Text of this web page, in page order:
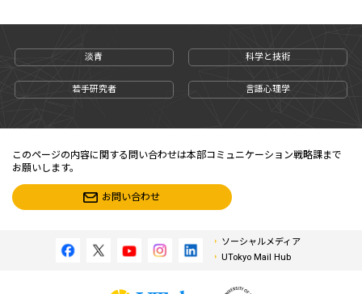
淡青 科学と技術
若手研究者 言語心理学
このページの内容に関する問い合わせは本部コミュニケーション戦略課まで
お願いします。
お問い合わせ
ソーシャルメディア
UTokyo Mail Hub